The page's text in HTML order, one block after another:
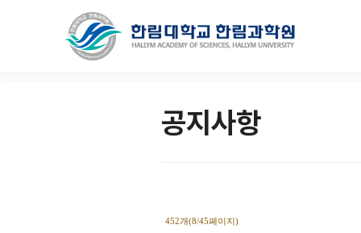
공지사항
452개(8/45페이지)